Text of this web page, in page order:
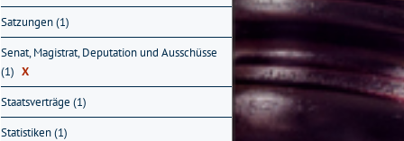
Satzungen (1)
Senat, Magistrat, Deputation und Ausschüsse
(1) X
Staatsverträge (1)
Statistiken (1)